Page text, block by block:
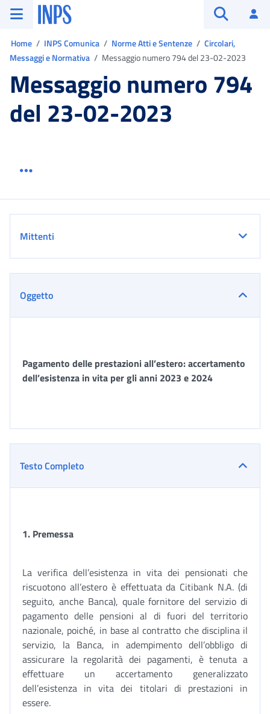
Vai al menu principale
Vai al contenuto principale
Vai al pie' di pagina
INPS ()
Home INPS Comunica Norme Atti e Sentenze
Circolari,
Messaggi e Normativa
Messaggio numero 794 del 23-02-2023
Messaggio numero 794
del 23-02-2023
Mittenti
Oggetto
Pagamento delle prestazioni all’estero: accertamento
dell’esistenza in vita per gli anni 2023 e 2024
Testo Completo
1. Premessa
La verifica dell’esistenza in vita dei pensionati che
riscuotono all’estero è effettuata da Citibank N.A. (di
seguito, anche Banca), quale fornitore del servizio di
pagamento delle pensioni al di fuori del territorio
nazionale, poiché, in base al contratto che disciplina il
servizio, la Banca, in adempimento dell’obbligo di
assicurare la regolarità dei pagamenti, è tenuta a
effettuare un accertamento generalizzato
dell’esistenza in vita dei titolari di prestazioni in
essere.